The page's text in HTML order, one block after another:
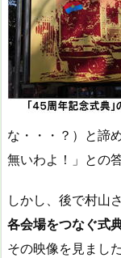
な・・・？）と諦
無いわよ！」との
しかし、後で村山
各会場をつなぐ式典
その映像を見まし